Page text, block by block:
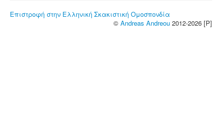
Επιστροφή στην Ελληνική Σκακιστική Ομοσπονδία
© Andreas Andreou 2012-2026 [P]